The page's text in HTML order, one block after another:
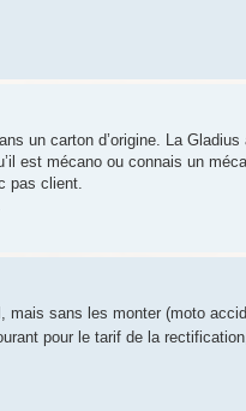
un carton d’origine. La
est mécano ou connais un
pas client.
mais sans les monter (moto
pour le tarif de la